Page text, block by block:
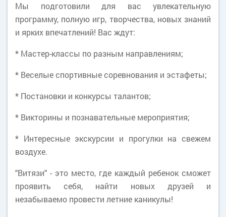
Мы подготовили для вас увлекательную
программу, полную игр, творчества, новых знаний
и ярких впечатлений! Вас ждут:
* Мастер-классы по разным направлениям;
* Веселые спортивные соревнования и эстафеты;
* Постановки и конкурсы талантов;
* Викторины и познавательные мероприятия;
* Интересные экскурсии и прогулки на свежем
воздухе.
"Витязи" - это место, где каждый ребенок сможет
проявить себя, найти новых друзей и
незабываемо провести летние каникулы!